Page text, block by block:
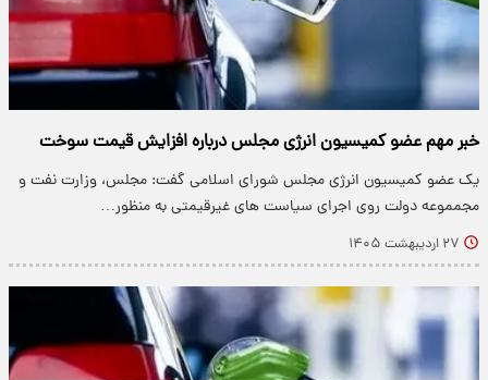
خبر مهم عضو کمیسیون انرژی مجلس درباره افزایش قیمت سوخت
یک عضو کمیسیون انرژی مجلس شورای اسلامی گفت: مجلس، وزارت نفت و
مجمموعه دولت روی اجرای سیاست های غیرقیمتی به منظور…
۲۷ اردیبهشت ۱۴۰۵